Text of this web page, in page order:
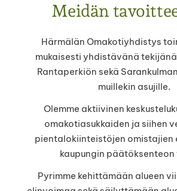
Meidän
Härmälän Omakotiyhdistys
mukaisesti yhdistävänä
Rantaperkiön sekä
muillekin asujille.
Olemme aktiivinen
omakotiasukkaiden ja siihen
pientalokiinteistöjen omistajien
kaupungin päätöksenteon
Pyrimme kehittämään alueen